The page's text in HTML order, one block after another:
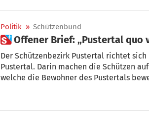
vom stellvertretenden „Dolomiten“-
Politik » Schützenbund
 Offener Brief: „Pustertal quo
Der Schützenbezirk Pustertal richtet
Pustertal. Darin machen die Schützen
welche die Bewohner des Pustertals